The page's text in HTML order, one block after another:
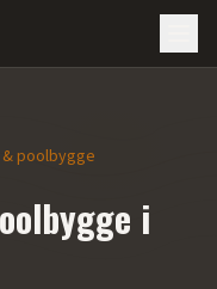
poolbygge
i